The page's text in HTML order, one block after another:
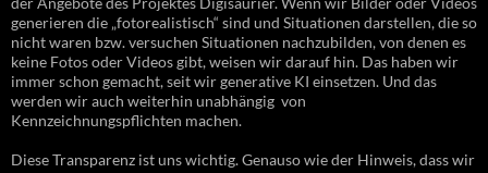
generieren die „fotorealistisch“ sind und Situationen darstellen, die so
nicht waren bzw. versuchen Situationen nachzubilden, von denen es
keine Fotos oder Videos gibt, weisen wir darauf hin. Das haben wir
immer schon gemacht, seit wir generative KI einsetzen. Und das
werden wir auch weiterhin unabhängig von
Kennzeichnungspflichten machen.
Diese Transparenz ist uns wichtig. Genauso wie der Hinweis, dass wir